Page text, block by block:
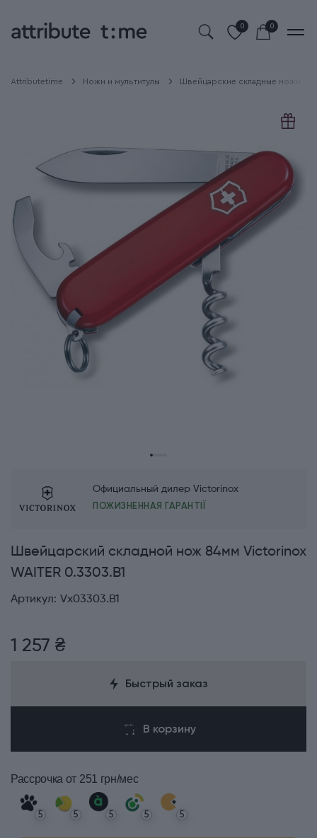
0 0
Attributetime Ножи и мультитулы Швейцарские складные ножи
Официальный дилер Victorinox
ПОЖИЗНЕННАЯ ГАРАНТІЇ
Швейцарский складной нож 84мм Victorinox
WAITER 0.3303.B1
Артикул: Vx03303.B1
1 257 ₴
Быстрый заказ
В корзину
Рассрочка от 251 грн/мес
5 5 5 5 5